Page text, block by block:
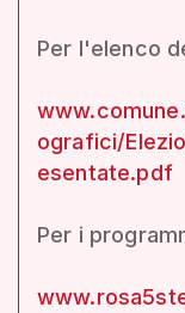
Per l'elenco
ografici/
esentate.pdf
Per i